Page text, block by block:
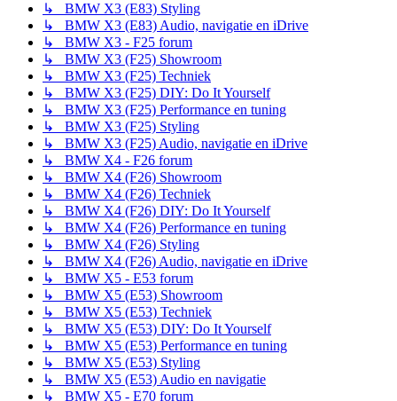
↳ BMW X3 (E83) Styling
↳ BMW X3 (E83) Audio, navigatie en iDrive
↳ BMW X3 - F25 forum
↳ BMW X3 (F25) Showroom
↳ BMW X3 (F25) Techniek
↳ BMW X3 (F25) DIY: Do It Yourself
↳ BMW X3 (F25) Performance en tuning
↳ BMW X3 (F25) Styling
↳ BMW X3 (F25) Audio, navigatie en iDrive
↳ BMW X4 - F26 forum
↳ BMW X4 (F26) Showroom
↳ BMW X4 (F26) Techniek
↳ BMW X4 (F26) DIY: Do It Yourself
↳ BMW X4 (F26) Performance en tuning
↳ BMW X4 (F26) Styling
↳ BMW X4 (F26) Audio, navigatie en iDrive
↳ BMW X5 - E53 forum
↳ BMW X5 (E53) Showroom
↳ BMW X5 (E53) Techniek
↳ BMW X5 (E53) DIY: Do It Yourself
↳ BMW X5 (E53) Performance en tuning
↳ BMW X5 (E53) Styling
↳ BMW X5 (E53) Audio en navigatie
↳ BMW X5 - E70 forum